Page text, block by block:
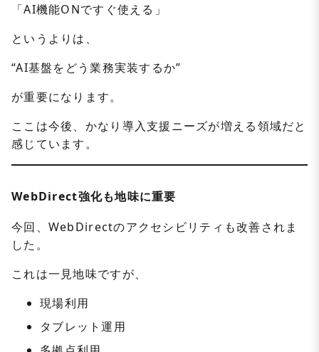
「AI機能ONですぐ使える」
というよりは、
“AI基盤をどう業務実装するか”
が重要になります。
ここは今後、かなり導入支援ニーズが増える領域だと
感じています。
WebDirect強化も地味に重要
今回、WebDirectのアクセシビリティも改善されま
した。
これは一見地味ですが、
現場利用
タブレット運用